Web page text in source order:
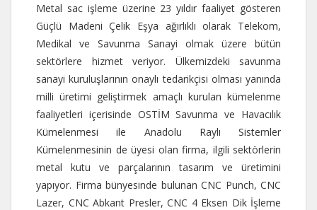
Metal sac işleme üzerine 23 yıldır faaliyet gösteren
Güçlü Madeni Çelik Eşya ağırlıklı olarak Telekom,
Medikal ve Savunma Sanayi olmak üzere bütün
sektörlere hizmet veriyor. Ülkemizdeki savunma
sanayi kuruluşlarının onaylı tedarikçisi olması yanında
milli üretimi geliştirmek amaçlı kurulan kümelenme
faaliyetleri içerisinde OSTİM Savunma ve Havacılık
Kümelenmesi ile Anadolu Raylı Sistemler
Kümelenmesinin de üyesi olan firma, ilgili sektörlerin
metal kutu ve parçalarının tasarım ve üretimini
yapıyor. Firma bünyesinde bulunan CNC Punch, CNC
Lazer, CNC Abkant Presler, CNC 4 Eksen Dik İşleme